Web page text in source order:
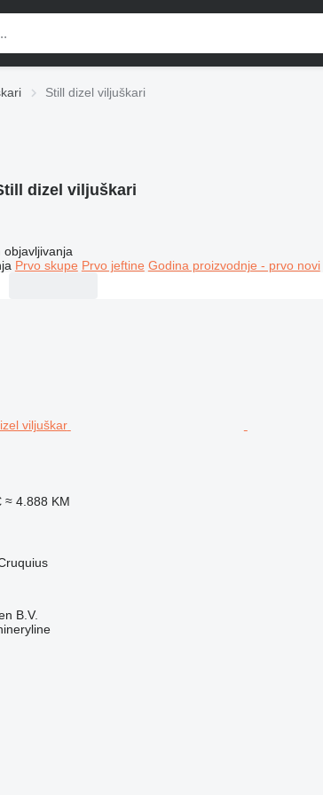
Still dizel viljuškari
dizel viljuškari
objavljivanja
Prvo skupe Prvo jeftine Godina proizvodnje - prvo novi
≈ 4.888 KM
B.V.